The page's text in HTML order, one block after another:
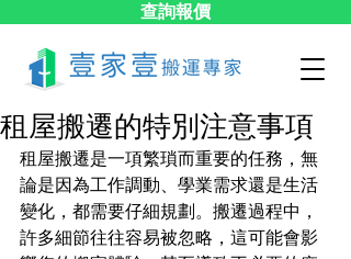
查詢報價
租屋搬遷的特別注意事項
租屋搬遷是一項繁瑣而重要的任務，無
論是因為工作調動、學業需求還是生活
變化，都需要仔細規劃。搬遷過程中，
許多細節往往容易被忽略，這可能會影